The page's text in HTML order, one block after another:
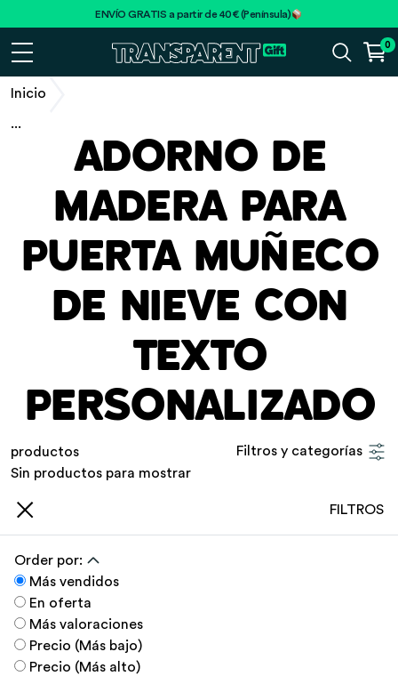
ENVÍO GRATIS a partir de 40€ (Península)
0
Inicio
...
ADORNO DE
MADERA PARA
PUERTA MUÑECO
DE NIEVE CON
TEXTO
PERSONALIZADO
productos
Filtros y categorías
Sin productos para mostrar
FILTROS
Order por:
Más vendidos
En oferta
Más valoraciones
Precio (Más bajo)
Precio (Más alto)